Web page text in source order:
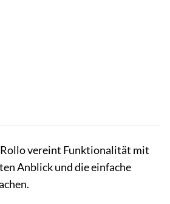
Rollo vereint Funktionalität mit
Anblick und die einfache